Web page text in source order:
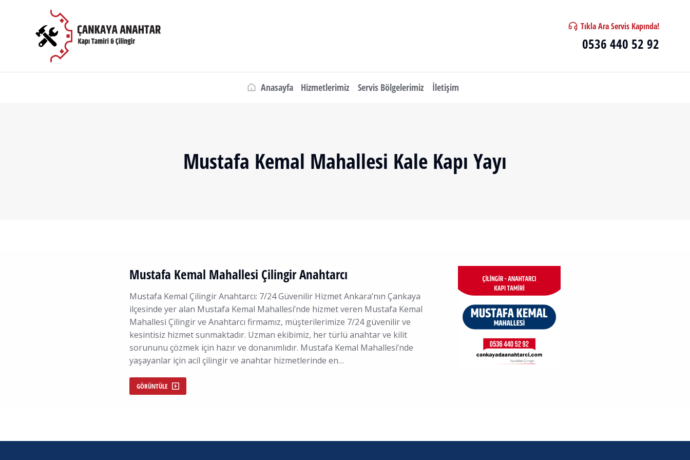
Tıkla Ara Servis Kapında!
0536 440 52 92
Anasayfa Hizmetlerimiz Servis Bölgelerimiz İletişim
Mustafa Kemal Mahallesi Kale Kapı Yayı
Mustafa Kemal Mahallesi Çilingir Anahtarcı
Mustafa Kemal Çilingir Anahtarcı: 7/24 Güvenilir Hizmet Ankara’nın Çankaya
ilçesinde yer alan Mustafa Kemal Mahallesi’nde hizmet veren Mustafa Kemal
Mahallesi Çilingir ve Anahtarcı firmamız, müşterilerimize 7/24 güvenilir ve
kesintisiz hizmet sunmaktadır. Uzman ekibimiz, her türlü anahtar ve kilit
sorununu çözmek için hazır ve donanımlıdır. Mustafa Kemal Mahallesi’nde
yaşayanlar için acil çilingir ve anahtar hizmetlerinde en…
GÖRÜNTÜLE